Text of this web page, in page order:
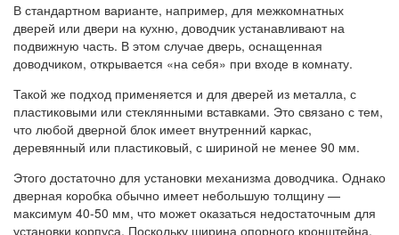
В стандартном варианте, например, для межкомнатных
дверей или двери на кухню, доводчик устанавливают на
подвижную часть. В этом случае дверь, оснащенная
доводчиком, открывается «на себя» при входе в комнату.
Такой же подход применяется и для дверей из металла, с
пластиковыми или стеклянными вставками. Это связано с тем,
что любой дверной блок имеет внутренний каркас,
деревянный или пластиковый, с шириной не менее 90 мм.
Этого достаточно для установки механизма доводчика. Однако
дверная коробка обычно имеет небольшую толщину —
максимум 40-50 мм, что может оказаться недостаточным для
установки корпуса. Поскольку ширина опорного кронштейна,